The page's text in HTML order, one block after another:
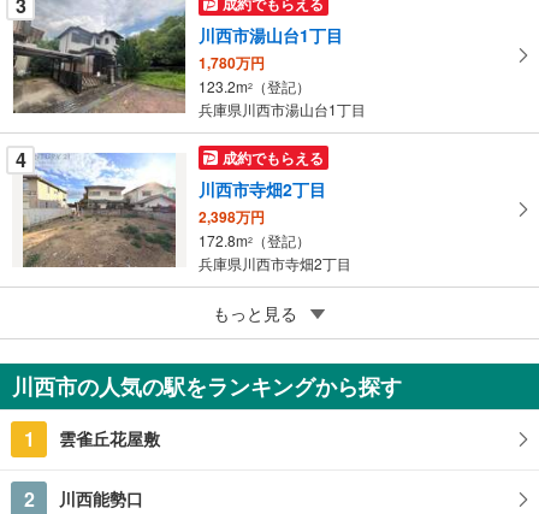
ジ
に
保
存
る
3
川西市湯山台1丁目
1,780万円
123.2m2
（登記）
兵庫県川西市湯山台1丁目
4 成約でもらえる
川西市寺畑2丁目
2,398万円
172.8m2
（登記）
兵庫県川西市寺畑2丁目
川西市松が丘町
2,980万円
196.67m2（登記）
兵庫県川西市松が丘町
もっと見る
川西市の人気の駅をランキングから探す
1 雲雀丘花屋敷
2 川西能勢口